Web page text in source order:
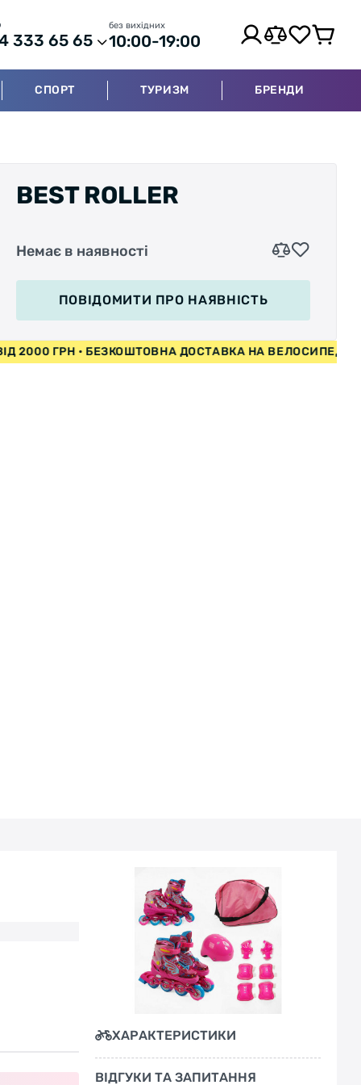
333 65 65
без вихідних
10:00-19:00
СПОРТ ТУРИЗМ БРЕНДИ
BEST ROLLER
Немає в наявності
ПОВІДОМИТИ ПРО НАЯВНІСТЬ
ВІД 2000 ГРН • БЕЗКОШТОВНА ДОСТАВКА НА
ХАРАКТЕРИСТИКИ
ВІДГУКИ ТА ЗАПИТАННЯ